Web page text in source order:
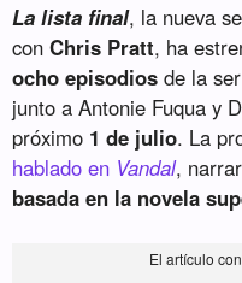
La lista final, la nueva
conChris Pratt, ha
ocho episodios de la
junto a Antonie Fuqua y
próximo 1 de julio. La
hablado en Vandal,
basada en la novela